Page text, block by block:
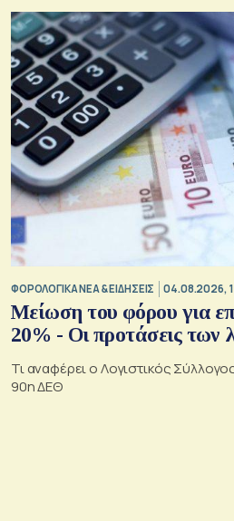
ΦΟΡΟΛΟΓΙΚΑ ΝΕΑ & EΙΔΗΣΕΙΣ 04.08.2026,
Μείωση του φόρου για
20% - Οι προτάσεις των
Τι αναφέρει ο Λογιστικός
90η ΔΕΘ